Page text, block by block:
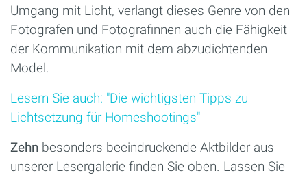
Umgang mit Licht, verlangt dieses Genre von den
Fotografen und Fotografinnen auch die Fähigkeit
der Kommunikation mit dem abzudichtenden
Model.
Lesern Sie auch: "Die wichtigsten Tipps zu
Lichtsetzung für Homeshootings"
Zehn besonders beeindruckende Aktbilder aus
unserer Lesergalerie finden Sie oben. Lassen Sie